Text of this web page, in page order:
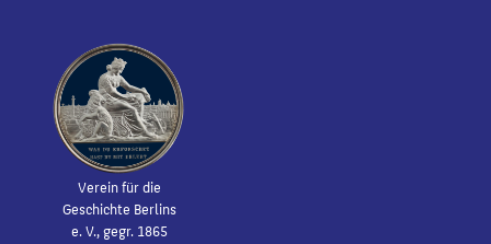
Verein für die
Geschichte Berlins
e. V., gegr. 1865